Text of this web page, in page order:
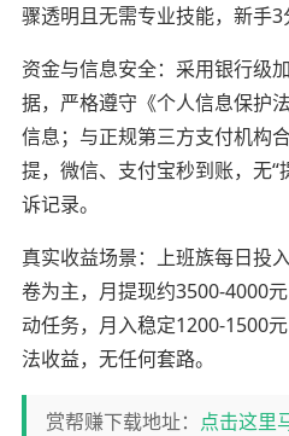
骤透明且无需专业技能，新手3
资金与信息安全：采用银行级
据，严格遵守《个人信息保护
信息；与正规第三方支付机构
提，微信、支付宝秒到账，无“
诉记录。
真实收益场景：上班族每日投
卷为主，月提现约3500-4000
动任务，月入稳定1200-1500
法收益，无任何套路。
赏帮赚下载地址： 点击这里